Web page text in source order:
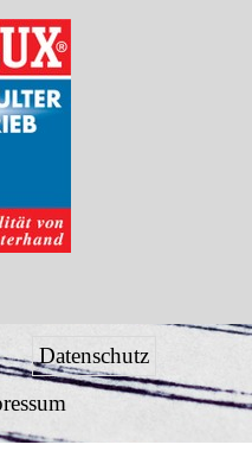
Datenschutz